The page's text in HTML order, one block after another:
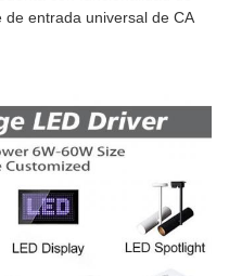
entrada universal de CA